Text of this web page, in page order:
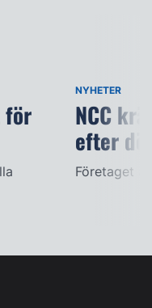
för
NYHETER
NCC
efter
Företaget